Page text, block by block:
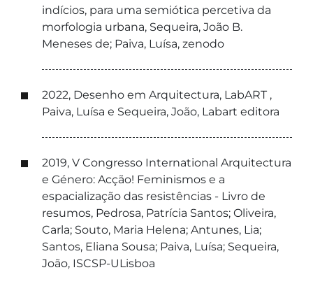
indícios, para uma semiótica percetiva da
morfologia urbana, Sequeira, João B.
Meneses de; Paiva, Luísa, zenodo
2022, Desenho em Arquitectura, LabART ,
Paiva, Luísa e Sequeira, João, Labart editora
2019, V Congresso International Arquitectura
e Género: Acção! Feminismos e a
espacialização das resistências - Livro de
resumos, Pedrosa, Patrícia Santos; Oliveira,
Carla; Souto, Maria Helena; Antunes, Lia;
Santos, Eliana Sousa; Paiva, Luísa; Sequeira,
João, ISCSP-ULisboa